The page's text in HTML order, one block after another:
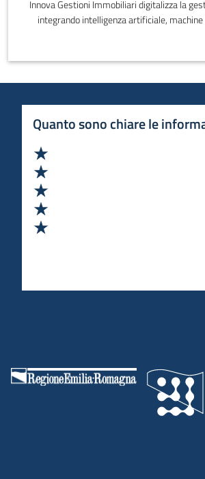
Innova Gestioni Immobiliari digitalizza la
integrando intelligenza artificiale, machine
analisi predittive del mercato immobiliare,
aumentando il valore degli
Quanto sono chiare le